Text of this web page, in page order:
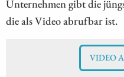
Unternehmen gibt die
die als Video abrufbar ist.
VIDEO